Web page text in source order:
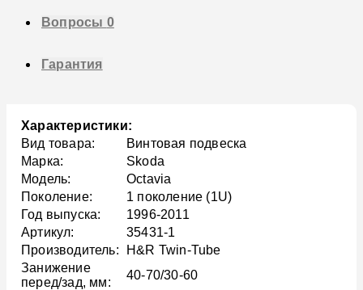
Вопросы 0
Гарантия
Характеристики:
Вид товара:
Винтовая подвеска
Марка:
Skoda
Модель:
Octavia
Поколение:
1 поколение (1U)
Год выпуска:
1996-2011
Артикул:
35431-1
Производитель:
H&R Twin-Tube
Занижение
перед/зад, мм:
40-70/30-60